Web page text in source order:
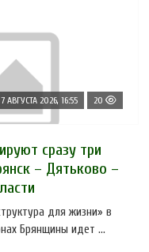
7 АВГУСТА 2026, 16:55 20
сразу три
– Дятьково –
для жизни» в
Брянщины идет ...